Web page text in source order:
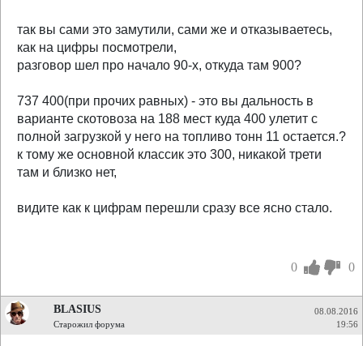
так вы сами это замутили, сами же и отказываетесь,
как на цифры посмотрели,
разговор шел про начало 90-х, откуда там 900?
737 400(при прочих равных) - это вы дальность в
варианте скотовоза на 188 мест куда 400 улетит с
полной загрузкой у него на топливо тонн 11 остается.?
к тому же основной классик это 300, никакой трети
там и близко нет,
видите как к цифрам перешли сразу все ясно стало.
0 0
BLASIUS
Старожил форума
08.08.2016
19:56